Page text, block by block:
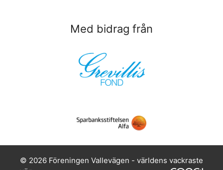
Med bidrag från
© 2026 Föreningen Vallevägen - världens vackraste